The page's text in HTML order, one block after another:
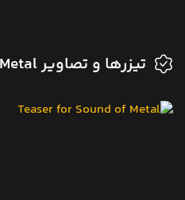
تیزرها و تصاویر Sound of Metal